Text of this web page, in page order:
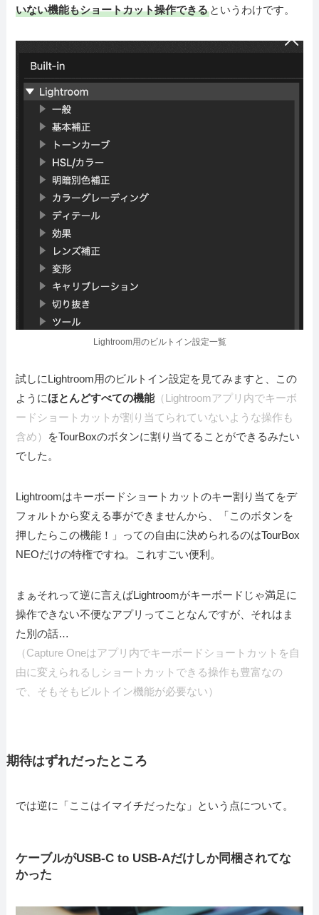
いない機能もショートカット操作できる というわけです。
Lightroom用のビルトイン設定一覧
試しにLightroom用のビルトイン設定を見てみますと、この
ようにほとんどすべての機能（Lightroomアプリ内でキーボ
ードショートカットが割り当てられていないような操作も
含め） をTourBoxのボタンに割り当てることができるみたい
でした。
Lightroomはキーボードショートカットのキー割り当てをデ
フォルトから変える事ができませんから、「このボタンを
押したらこの機能！」っての自由に決められるのはTourBox
NEOだけの特権ですね。これすごい便利。
まぁそれって逆に言えばLightroomがキーボードじゃ満足に
操作できない不便なアプリってことなんですが、それはま
た別の話…
（Capture Oneはアプリ内でキーボードショートカットを自
由に変えられるしショートカットできる操作も豊富なの
で、そもそもビルトイン機能が必要ない）
期待はずれだったところ
では逆に「ここはイマイチだったな」という点について。
ケーブルがUSB-C to USB-Aだけしか同梱されてな
かった